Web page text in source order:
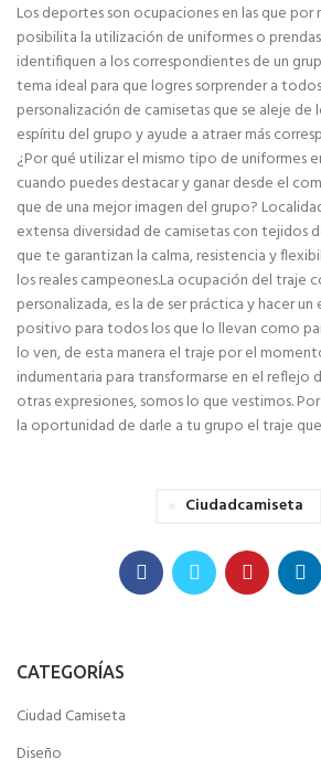
Los deportes son ocupaciones en las que por
posibilita la utilización de uniformes o
identifiquen a los correspondientes de un
tema ideal para que logres sorprender a
personalización de camisetas que se aleje
espíritu del grupo y ayude a atraer más
¿Por qué utilizar el mismo tipo de uniformes
cuando puedes destacar y ganar desde el
que de una mejor imagen del grupo?
extensa diversidad de camisetas con tejidos
que te garantizan la calma, resistencia y
los reales campeones.La ocupación del traje
personalizada, es la de ser práctica y hacer
positivo para todos los que lo llevan como
lo ven, de esta manera el traje por el
indumentaria para transformarse en el reflejo
otras expresiones, somos lo que vestimos.
la oportunidad de darle a tu grupo el traje
Ciudadcamiseta
CATEGORÍAS
Ciudad Camiseta
Diseño